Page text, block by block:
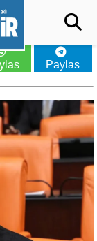
Paylas